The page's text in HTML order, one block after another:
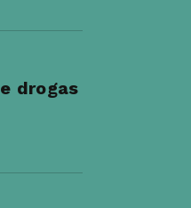
drogas